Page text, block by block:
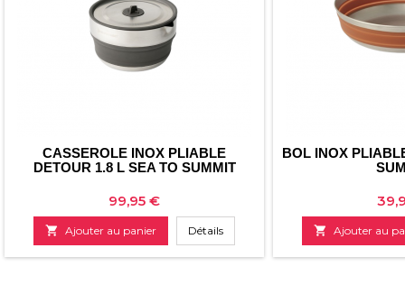
CASSEROLE INOX PLIABLE
DETOUR 1.8 L SEA TO SUMMIT
Prix
99,95 €
 Ajouter au panier Détails
BOL INOX
Prix
 Ajouter au